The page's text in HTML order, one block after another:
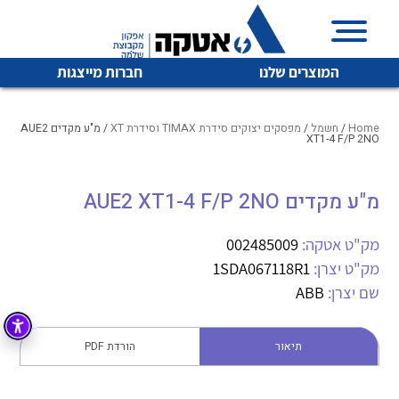
המוצרים שלנו חברות מייצגות
איכות | שרות | זמינות
והפצה של מוצרי
מיתוג, בקרה , ואינסטלציה חשמלית ופעילה ב7 תחומים:
חשמל מיתוג ואינסטלציה חשמלית
בקרה
זיווד
לכל מוצרי היצרן לכל מוצרי היצרן
לכל מוצרי היצרן לכל מוצרי היצרן
Home
/ חשמל / מפסקים יצוקים סידרת TIMAX וסידרת XT / מ"ע מקדים AUE2
XT1-4 F/P 2NO
מ"ע מקדים AUE2 XT1-4 F/P 2NO
מק"ט אטקה: 002485009
מק"ט יצרן: 1SDA067118R1
שם יצרן: ABB
תיאור הורדת PDF